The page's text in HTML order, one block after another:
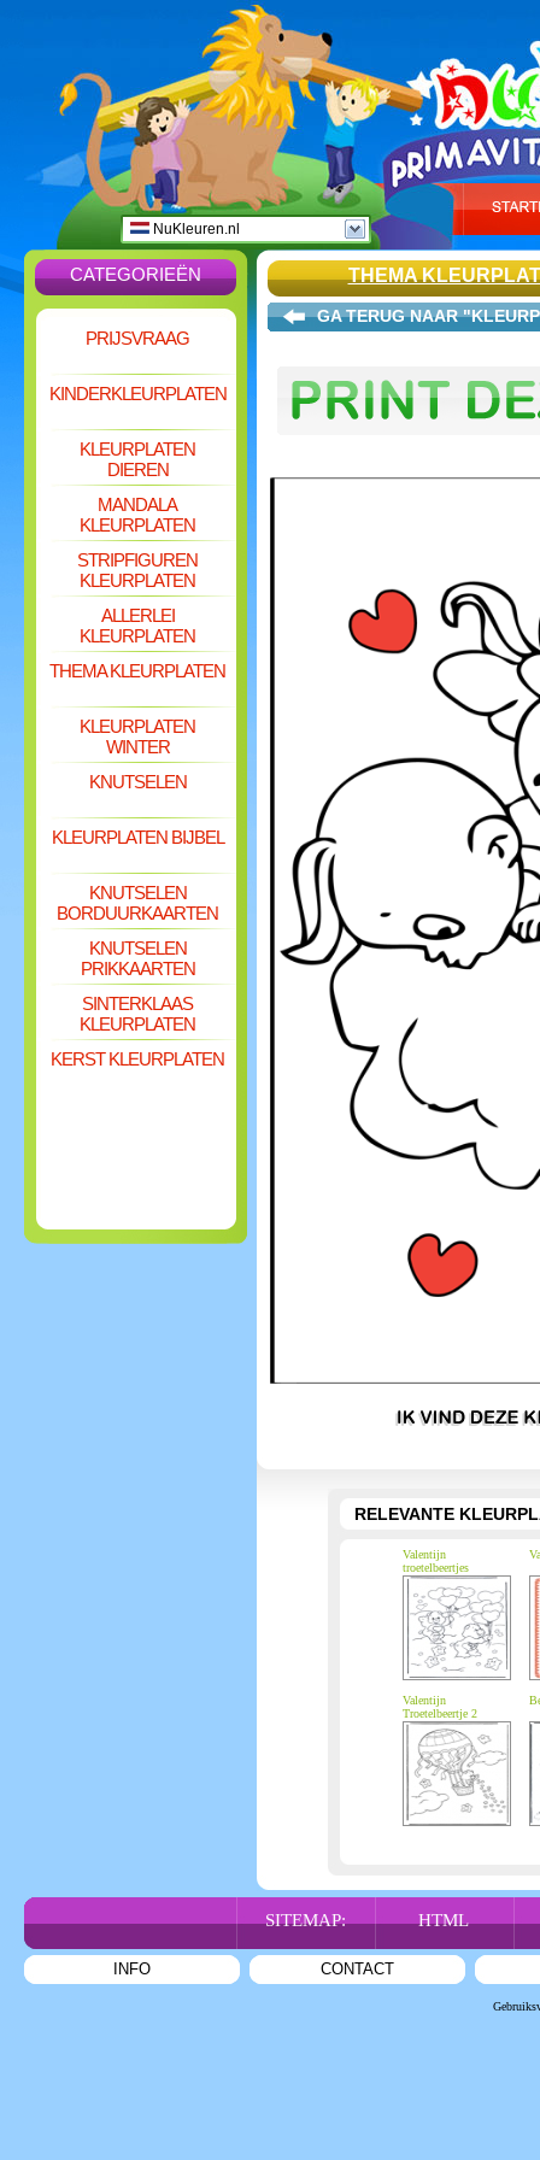
NuKleuren.nl
CATEGORIEËN
PRIJSVRAAG
KINDERKLEURPLATEN
KLEURPLATEN
DIEREN
MANDALA
KLEURPLATEN
STRIPFIGUREN
KLEURPLATEN
ALLERLEI
KLEURPLATEN
THEMA KLEURPLATEN
KLEURPLATEN
WINTER
KNUTSELEN
KLEURPLATEN BIJBEL
KNUTSELEN
BORDUURKAARTEN
KNUTSELEN
PRIKKAARTEN
SINTERKLAAS
KLEURPLATEN
KERST KLEURPLATEN
THEMA
GA TERUG NAAR
RELEVANTE
Valentijn
troetelbeertjes
Valentijn
Troetelbeertje 2
SITEMAP: HTML
INFO CONTACT